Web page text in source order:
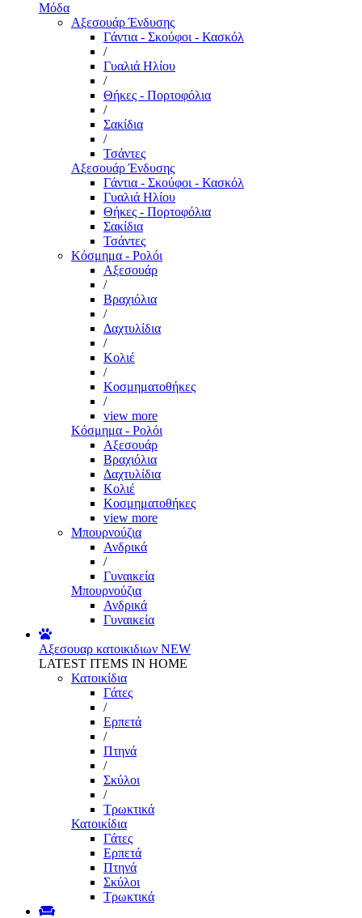
Μόδα
Αξεσουάρ Ένδυσης
Γάντια - Σκούφοι - Κασκόλ
/
Γυαλιά Ηλίου
/
Θήκες - Πορτοφόλια
/
Σακίδια
/
Τσάντες
Αξεσουάρ Ένδυσης
Γάντια - Σκούφοι - Κασκόλ
Γυαλιά Ηλίου
Θήκες - Πορτοφόλια
Σακίδια
Τσάντες
Κόσμημα - Ρολόι
Αξεσουάρ
/
Βραχιόλια
/
Δαχτυλίδια
/
Κολιέ
/
Κοσμηματοθήκες
/
view more
Κόσμημα - Ρολόι
Αξεσουάρ
Βραχιόλια
Δαχτυλίδια
Κολιέ
Κοσμηματοθήκες
view more
Μπουρνούζια
Ανδρικά
/
Γυναικεία
Μπουρνούζια
Ανδρικά
Γυναικεία
Αξεσουαρ κατοικιδιων NEW
LATEST ITEMS IN HOME
Κατοικίδια
Γάτες
/
Ερπετά
/
Πτηνά
/
Σκύλοι
/
Τρωκτικά
Κατοικίδια
Γάτες
Ερπετά
Πτηνά
Σκύλοι
Τρωκτικά